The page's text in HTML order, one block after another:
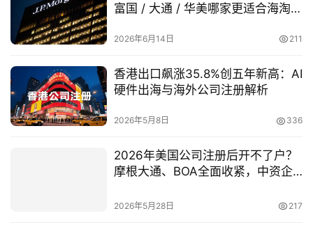
富国 / 大通 / 华美哪家更适合海淘旅
2026年6月14日 211
香港出口飙涨35.8%创五年新高：AI
硬件出海与海外公司注册解析
2026年5月8日 336
2026年美国公司注册后开不了户？
摩根大通、BOA全面收紧，中资企
2026年5月28日 217